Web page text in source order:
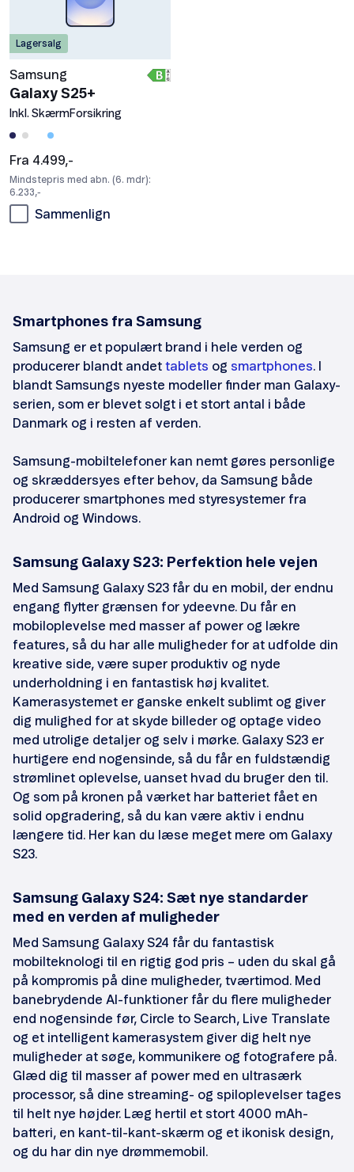
Lagersalg
Samsung
Galaxy S25+
Inkl. SkærmForsikring
Fra 4.499,-
Mindstepris med abn. (6. mdr):
6.233,-
Sammenlign
Smartphones fra Samsung
Samsung er et populært brand i hele verden og
producerer blandt andet tablets og smartphones. I
blandt Samsungs nyeste modeller finder man Galaxy-
serien, som er blevet solgt i et stort antal i både
Danmark og i resten af verden.
Samsung-mobiltelefoner kan nemt gøres personlige
og skræddersyes efter behov, da Samsung både
producerer smartphones med styresystemer fra
Android og Windows.
Samsung Galaxy S23: Perfektion hele vejen
Med Samsung Galaxy S23 får du en mobil, der endnu
engang flytter grænsen for ydeevne. Du får en
mobiloplevelse med masser af power og lækre
features, så du har alle muligheder for at udfolde din
kreative side, være super produktiv og nyde
underholdning i en fantastisk høj kvalitet.
Kamerasystemet er ganske enkelt sublimt og giver
dig mulighed for at skyde billeder og optage video
med utrolige detaljer og selv i mørke. Galaxy S23 er
hurtigere end nogensinde, så du får en fuldstændig
strømlinet oplevelse, uanset hvad du bruger den til.
Og som på kronen på værket har batteriet fået en
solid opgradering, så du kan være aktiv i endnu
længere tid. Her kan du læse meget mere om Galaxy
S23.
Samsung Galaxy S24: Sæt nye standarder
med en verden af muligheder
Med Samsung Galaxy S24 får du fantastisk
mobilteknologi til en rigtig god pris – uden du skal gå
på kompromis på dine muligheder, tværtimod. Med
banebrydende AI-funktioner får du flere muligheder
end nogensinde før, Circle to Search, Live Translate
og et intelligent kamerasystem giver dig helt nye
muligheder at søge, kommunikere og fotografere på.
Glæd dig til masser af power med en ultrasærk
processor, så dine streaming- og spiloplevelser tages
til helt nye højder. Læg hertil et stort 4000 mAh-
batteri, en kant-til-kant-skærm og et ikonisk design,
og du har din nye drømmemobil.